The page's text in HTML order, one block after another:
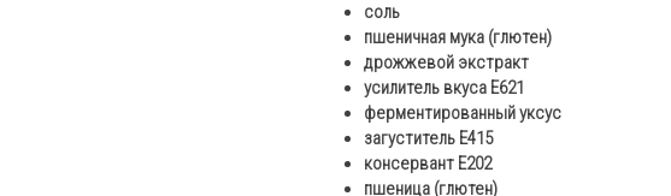
соль
пшеничная мука (глютен)
дрожжевой экстракт
усилитель вкуса Е621
ферментированный уксус
загуститель Е415
консервант Е202
пшеница (глютен)